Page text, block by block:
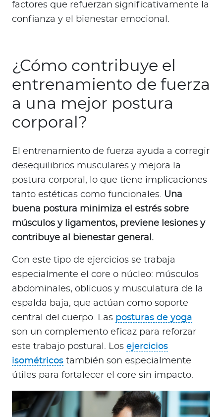
factores que refuerzan significativamente la
confianza y el bienestar emocional.
¿Cómo contribuye el
entrenamiento de fuerza
a una mejor postura
corporal?
El entrenamiento de fuerza ayuda a corregir
desequilibrios musculares y mejora la
postura corporal, lo que tiene implicaciones
tanto estéticas como funcionales. Una
buena postura minimiza el estrés sobre
músculos y ligamentos, previene lesiones y
contribuye al bienestar general.
Con este tipo de ejercicios se trabaja
especialmente el core o núcleo: músculos
abdominales, oblicuos y musculatura de la
espalda baja, que actúan como soporte
central del cuerpo. Las posturas de yoga
son un complemento eficaz para reforzar
este trabajo postural. Los ejercicios
isométricos también son especialmente
útiles para fortalecer el core sin impacto.